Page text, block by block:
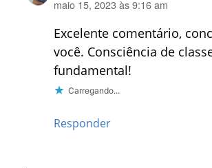
disse:
maio 15, 2023 às 9:16 am
Excelente comentário,
você. Consciência de
fundamental!
Carregando...
Responder